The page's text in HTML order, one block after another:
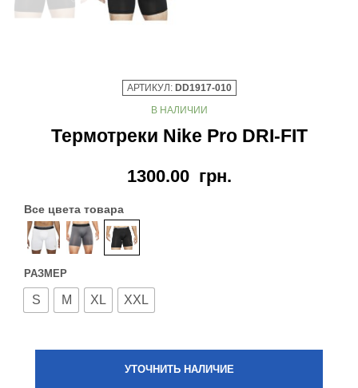
АРТИКУЛ: DD1917-010
В НАЛИЧИИ
Термотреки Nike Pro DRI-FIT
1300.00 грн.
Все цвета товара
РАЗМЕР
S M XL XXL
УТОЧНИТЬ НАЛИЧИЕ